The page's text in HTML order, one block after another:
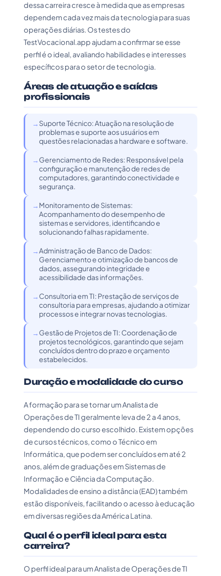
dessa carreira cresce à medida que as empresas
dependem cada vez mais da tecnologia para suas
operações diárias. Os testes do
TestVocacional.app ajudam a confirmar se esse
perfil é o ideal, avaliando habilidades e interesses
específicos para o setor de tecnologia.
Áreas de atuação e saídas
profissionais
Suporte Técnico: Atuação na resolução de
problemas e suporte aos usuários em
questões relacionadas a hardware e software.
Gerenciamento de Redes: Responsável pela
configuração e manutenção de redes de
computadores, garantindo conectividade e
segurança.
Monitoramento de Sistemas:
Acompanhamento do desempenho de
sistemas e servidores, identificando e
solucionando falhas rapidamente.
Administração de Banco de Dados:
Gerenciamento e otimização de bancos de
dados, assegurando integridade e
acessibilidade das informações.
Consultoria em TI: Prestação de serviços de
consultoria para empresas, ajudando a otimizar
processos e integrar novas tecnologias.
Gestão de Projetos de TI: Coordenação de
projetos tecnológicos, garantindo que sejam
concluídos dentro do prazo e orçamento
estabelecidos.
Duração e modalidade do curso
A formação para se tornar um Analista de
Operações de TI geralmente leva de 2 a 4 anos,
dependendo do curso escolhido. Existem opções
de cursos técnicos, como o Técnico em
Informática, que podem ser concluídos em até 2
anos, além de graduações em Sistemas de
Informação e Ciência da Computação.
Modalidades de ensino a distância (EAD) também
estão disponíveis, facilitando o acesso à educação
em diversas regiões da América Latina.
Qual é o perfil ideal para esta
carreira?
O perfil ideal para um Analista de Operações de TI